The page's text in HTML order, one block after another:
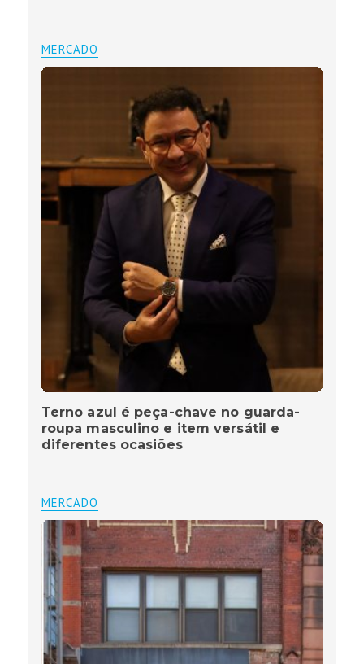
MERCADO
Terno azul é peça-chave no guarda-
roupa masculino e item versátil e
diferentes ocasiões
MERCADO